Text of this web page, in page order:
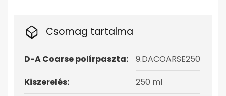
Csomag tartalma
D-A Coarse polírpaszta:
9.DACOARSE250
Kiszerelés:
250 ml